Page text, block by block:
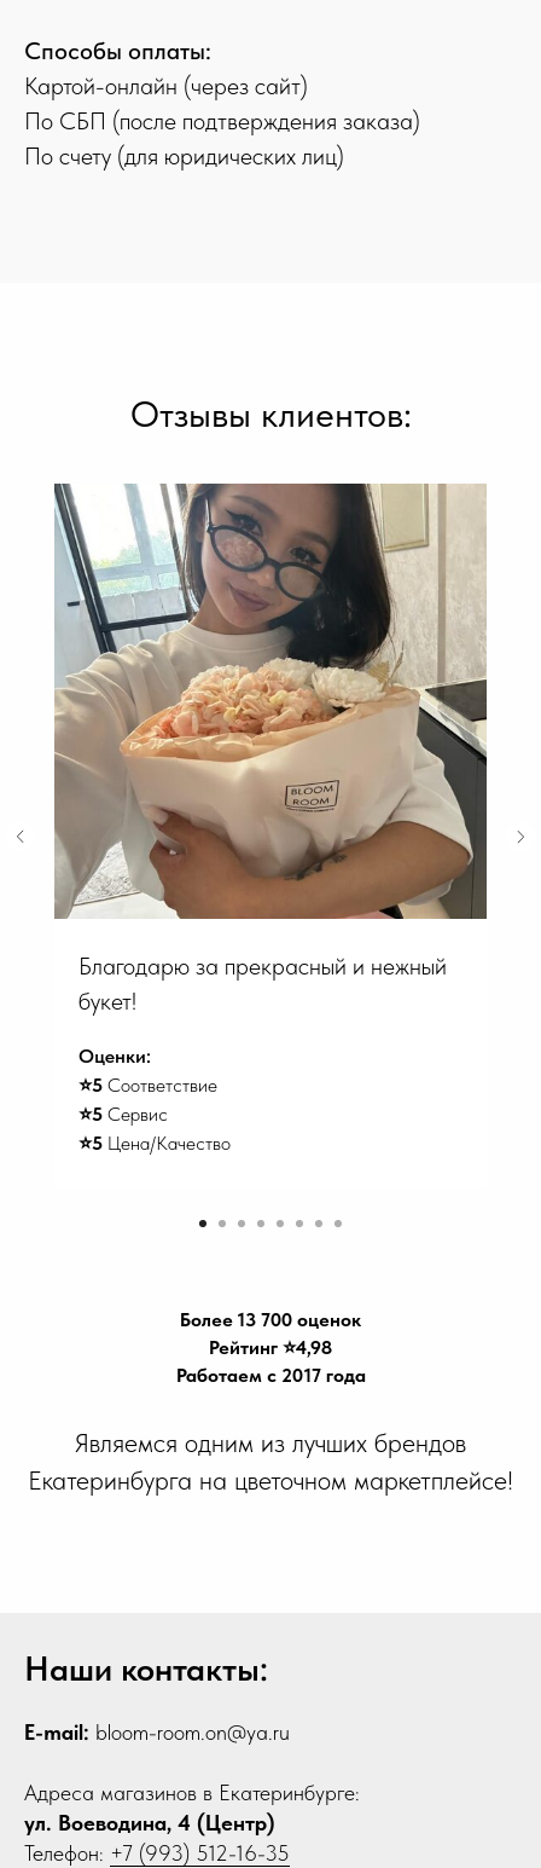
Способы оплаты:
Картой-онлайн (через сайт)
По СБП (после подтверждения заказа)
По счету (для юридических лиц)
Отзывы клиентов:
Благодарю за прекрасный и нежный
букет!
Оценки:
⭐️5 Соответствие
⭐️5 Сервис
⭐️5 Цена/Качество
Более 13 700 оценок
Рейтинг ⭐️4,98
Работаем с 2017 года
Являемся одним из лучших брендов
Екатеринбурга на цветочном маркетплейсе!
Наши контакты:
E-mail: bloom-room.on@ya.ru
Адреса магазинов в Екатеринбурге:
ул. Воеводина, 4 (Центр)
Телефон: +7 (993) 512-16-35